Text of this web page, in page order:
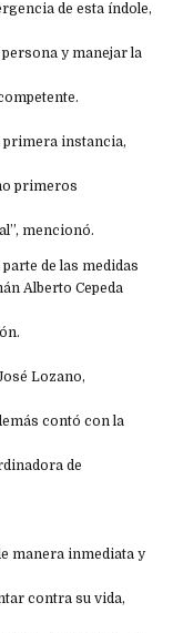
de esta índole,
y manejar la
primera instancia,
primeros
mencionó.
de las medidas
Alberto Cepeda
Lozano,
contó con la
de
manera inmediata y
contra su vida,